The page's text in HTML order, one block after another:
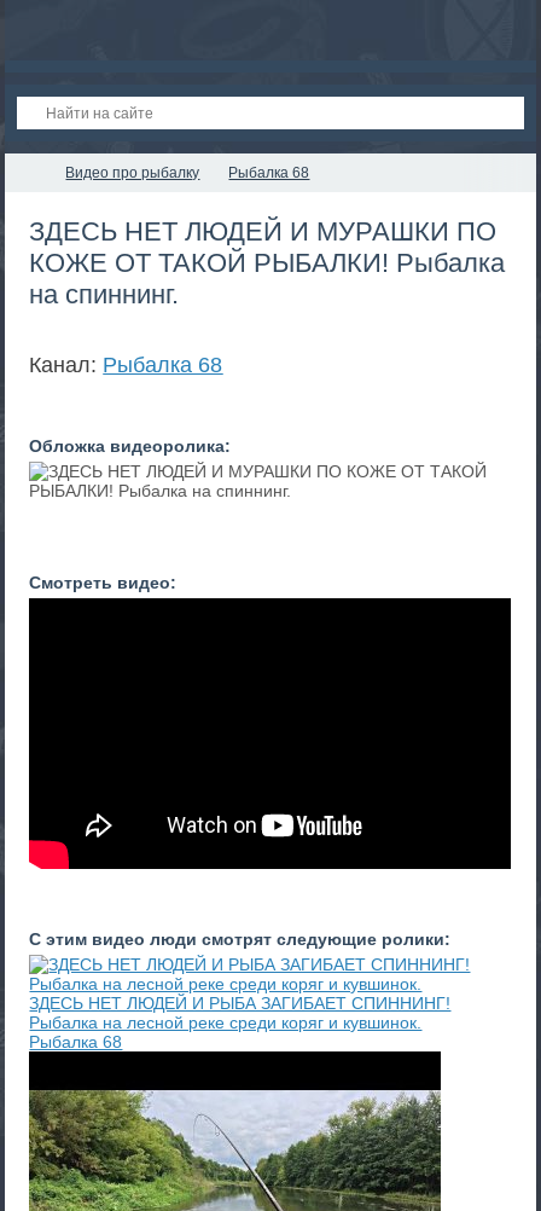
Видео про рыбалку Рыбалка 68
ЗДЕСЬ НЕТ ЛЮДЕЙ И МУРАШКИ ПО
КОЖЕ ОТ ТАКОЙ РЫБАЛКИ! Рыбалка
на спиннинг.
Канал: Рыбалка 68
Обложка видеоролика:
Смотреть видео:
С этим видео люди смотрят следующие ролики:
ЗДЕСЬ НЕТ ЛЮДЕЙ И РЫБА ЗАГИБАЕТ СПИННИНГ!
Рыбалка на лесной реке среди коряг и кувшинок.
Рыбалка 68